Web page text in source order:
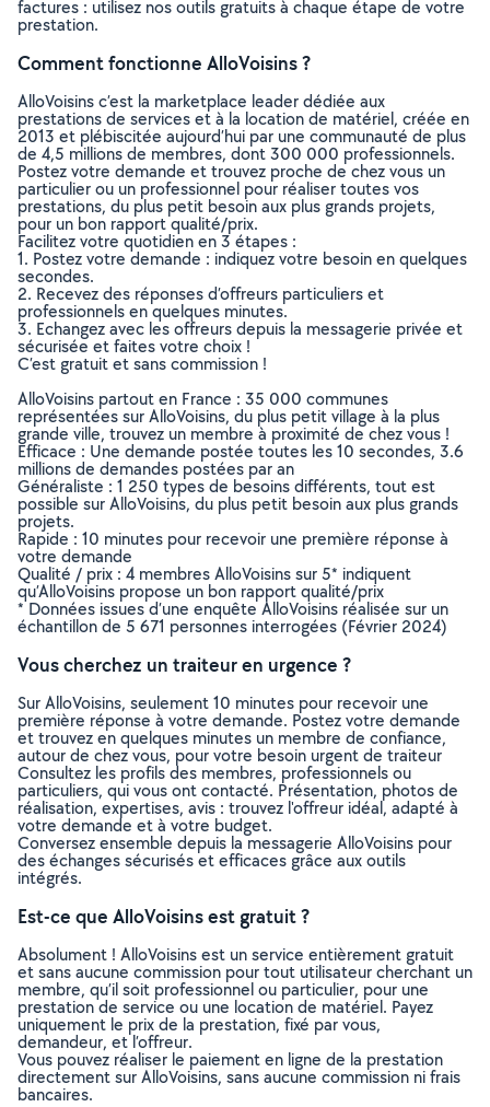
factures : utilisez nos outils gratuits à chaque étape de votre
prestation.
Comment fonctionne AlloVoisins ?
AlloVoisins c’est la marketplace leader dédiée aux
prestations de services et à la location de matériel, créée en
2013 et plébiscitée aujourd’hui par une communauté de plus
de 4,5 millions de membres, dont 300 000 professionnels.
Postez votre demande et trouvez proche de chez vous un
particulier ou un professionnel pour réaliser toutes vos
prestations, du plus petit besoin aux plus grands projets,
pour un bon rapport qualité/prix.
Facilitez votre quotidien en 3 étapes :
1. Postez votre demande : indiquez votre besoin en quelques
secondes.
2. Recevez des réponses d’offreurs particuliers et
professionnels en quelques minutes.
3. Echangez avec les offreurs depuis la messagerie privée et
sécurisée et faites votre choix !
C’est gratuit et sans commission !
AlloVoisins partout en France : 35 000 communes
représentées sur AlloVoisins, du plus petit village à la plus
grande ville, trouvez un membre à proximité de chez vous !
Efficace : Une demande postée toutes les 10 secondes, 3.6
millions de demandes postées par an
Généraliste : 1 250 types de besoins différents, tout est
possible sur AlloVoisins, du plus petit besoin aux plus grands
projets.
Rapide : 10 minutes pour recevoir une première réponse à
votre demande
Qualité / prix : 4 membres AlloVoisins sur 5* indiquent
qu’AlloVoisins propose un bon rapport qualité/prix
* Données issues d’une enquête AlloVoisins réalisée sur un
échantillon de 5 671 personnes interrogées (Février 2024)
Vous cherchez un traiteur en urgence ?
Sur AlloVoisins, seulement 10 minutes pour recevoir une
première réponse à votre demande. Postez votre demande
et trouvez en quelques minutes un membre de confiance,
autour de chez vous, pour votre besoin urgent de traiteur
Consultez les profils des membres, professionnels ou
particuliers, qui vous ont contacté. Présentation, photos de
réalisation, expertises, avis : trouvez l'offreur idéal, adapté à
votre demande et à votre budget.
Conversez ensemble depuis la messagerie AlloVoisins pour
des échanges sécurisés et efficaces grâce aux outils
intégrés.
Est-ce que AlloVoisins est gratuit ?
Absolument ! AlloVoisins est un service entièrement gratuit
et sans aucune commission pour tout utilisateur cherchant un
membre, qu’il soit professionnel ou particulier, pour une
prestation de service ou une location de matériel. Payez
uniquement le prix de la prestation, fixé par vous,
demandeur, et l’offreur.
Vous pouvez réaliser le paiement en ligne de la prestation
directement sur AlloVoisins, sans aucune commission ni frais
bancaires.